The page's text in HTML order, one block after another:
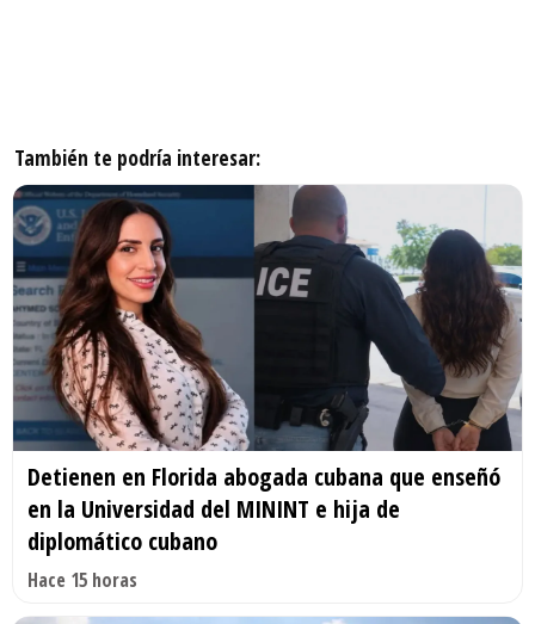
También te podría interesar:
Detienen en Florida abogada cubana que enseñó
en la Universidad del MININT e hija de
diplomático cubano
Hace 15 horas